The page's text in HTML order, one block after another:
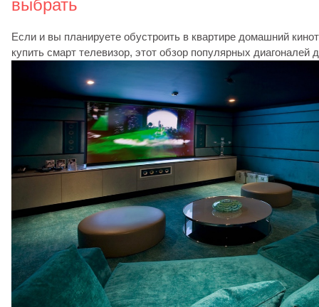
выбрать
Если и вы планируете обустроить в квартире домашний
купить смарт телевизор, этот обзор популярных диагоналей